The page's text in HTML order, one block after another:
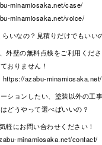
minamiosaka.net/case/
minamiosaka.net/voice/
いなの？見積りだけでもいい
外壁の無料点検をご利用くださ
おりません！
https://azabu-
ションしたい、塗装以外の
どうやって選べばいいの？
にお問い合わせください！
minamiosaka.net/contact/